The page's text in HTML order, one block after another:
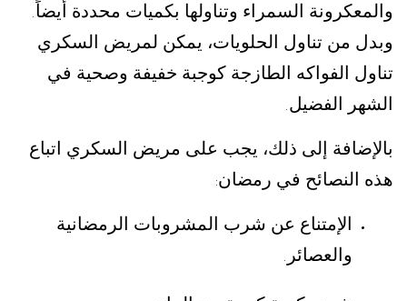
والمعكرونة السمراء وتناولها بكميات محددة أيضاً.
وبدل من تناول الحلويات، يمكن لمريض السكري
تناول الفواكه الطازجة كوجبة خفيفة وصحية في
الشهر الفضيل.
بالإضافة إلى ذلك، يجب على مريض السكري اتباع
هذه النصائح في رمضان:
الإمتناع عن شرب المشروبات الرمضانية
والعصائر .